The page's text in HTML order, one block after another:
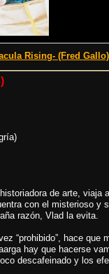
Rising- (Fred Gallo)
de arte, viaja
con el misterioso
razón, Vlad la evita.
“prohibido”, hace
hay que hacerse
descafeinado y los